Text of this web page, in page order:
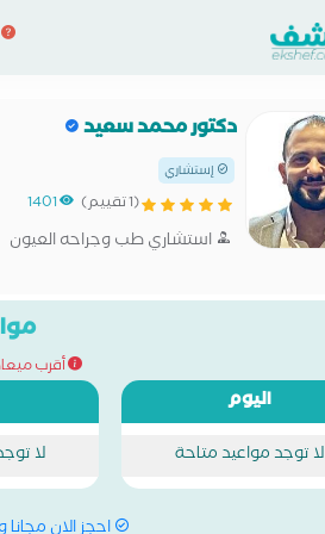
دكتور محمد سعيد
إستشاري
(1 تقييم) 1401
استشاري طب وجراحه العيون
أقرب ميعاد
اليوم
لا توجد مواعيد متاحة لا